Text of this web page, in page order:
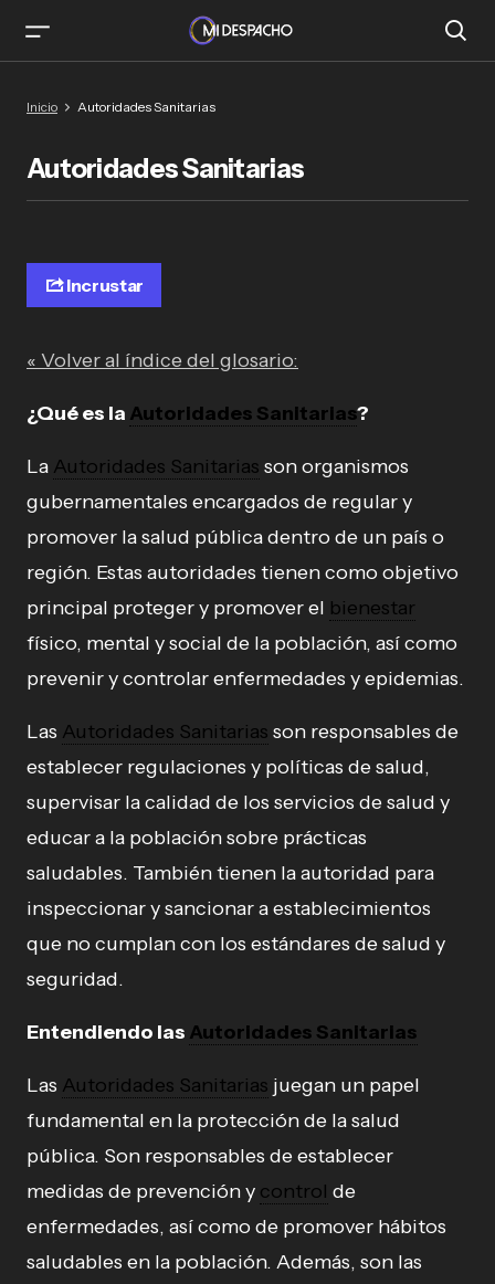
Inicio Autoridades Sanitarias
Autoridades Sanitarias
Incrustar
« Volver al índice del glosario:
¿Qué es la Autoridades Sanitarias?
La Autoridades Sanitarias son organismos
gubernamentales encargados de regular y
promover la salud pública dentro de un país o
región. Estas autoridades tienen como objetivo
principal proteger y promover el bienestar
físico, mental y social de la población, así como
prevenir y controlar enfermedades y epidemias.
Las Autoridades Sanitarias son responsables de
establecer regulaciones y políticas de salud,
supervisar la calidad de los servicios de salud y
educar a la población sobre prácticas
saludables. También tienen la autoridad para
inspeccionar y sancionar a establecimientos
que no cumplan con los estándares de salud y
seguridad.
Entendiendo las Autoridades Sanitarias
Las Autoridades Sanitarias juegan un papel
fundamental en la protección de la salud
pública. Son responsables de establecer
medidas de prevención y control de
enfermedades, así como de promover hábitos
saludables en la población. Además, son las